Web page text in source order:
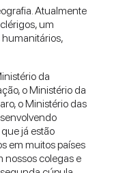
Atualmente
um
da
o Ministério da
o Ministério das
já estão
em muitos países
nossos colegas e